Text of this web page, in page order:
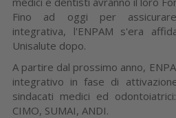
Fino ad oggi per
integrativa, l'ENPAM s'era
Unisalute dopo.
A partire dal prossimo anno,
integrativo in fase di
sindacati medici ed
CIMO, SUMAI, ANDI.